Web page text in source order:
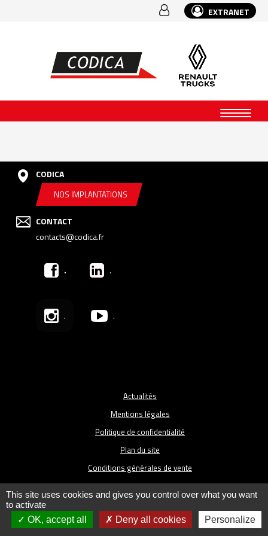
EXTRANET
CODICA
NOS IMPLANTATIONS
CONTACT
contacts@codica.fr
. .
. .
Actualités
Mentions légales
Politique de confidentialité
Plan du site
Conditions générales de vente
This site uses cookies and gives you control over what you want
to activate
OK, accept all
Deny all cookies Personalize